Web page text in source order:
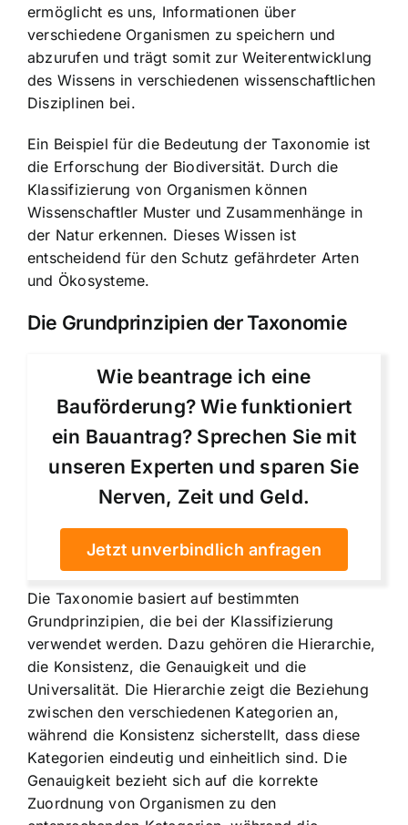
ermöglicht es uns, Informationen über
verschiedene Organismen zu speichern und
abzurufen und trägt somit zur Weiterentwicklung
des Wissens in verschiedenen wissenschaftlichen
Disziplinen bei.
Ein Beispiel für die Bedeutung der Taxonomie ist
die Erforschung der Biodiversität. Durch die
Klassifizierung von Organismen können
Wissenschaftler Muster und Zusammenhänge in
der Natur erkennen. Dieses Wissen ist
entscheidend für den Schutz gefährdeter Arten
und Ökosysteme.
Die Grundprinzipien der Taxonomie
Wie beantrage ich eine
Bauförderung? Wie funktioniert
ein Bauantrag? Sprechen Sie mit
unseren Experten und sparen Sie
Nerven, Zeit und Geld.
Jetzt unverbindlich anfragen
Die Taxonomie basiert auf bestimmten
Grundprinzipien, die bei der Klassifizierung
verwendet werden. Dazu gehören die Hierarchie,
die Konsistenz, die Genauigkeit und die
Universalität. Die Hierarchie zeigt die Beziehung
zwischen den verschiedenen Kategorien an,
während die Konsistenz sicherstellt, dass diese
Kategorien eindeutig und einheitlich sind. Die
Genauigkeit bezieht sich auf die korrekte
Zuordnung von Organismen zu den